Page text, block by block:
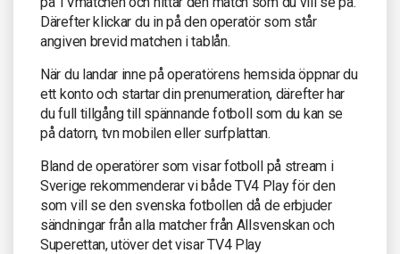
Därefter klickar du in på den operatör som står
angiven brevid matchen i tablån.
När du landar inne på operatörens hemsida öppnar du
ett konto och startar din prenumeration, därefter har
du full tillgång till spännande fotboll som du kan se
på datorn, tvn mobilen eller surfplattan.
Bland de operatörer som visar fotboll på stream i
Sverige rekommenderar vi både TV4 Play för den
som vill se den svenska fotbollen då de erbjuder
sändningar från alla matcher från Allsvenskan och
Superettan, utöver det visar TV4 Play